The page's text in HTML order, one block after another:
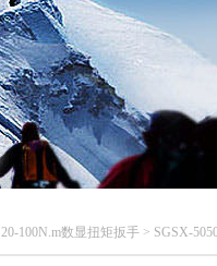
20-100N.m数显扭矩扳手 > SGSX-